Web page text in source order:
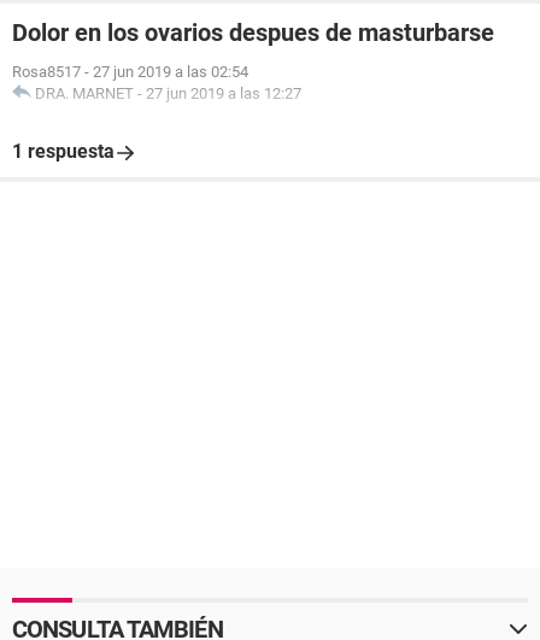
Dolor en los ovarios despues de masturbarse
Rosa8517 - 27 jun 2019 a las 02:54
DRA. MARNET - 27 jun 2019 a las 12:27
1 respuesta
CONSULTA TAMBIÉN